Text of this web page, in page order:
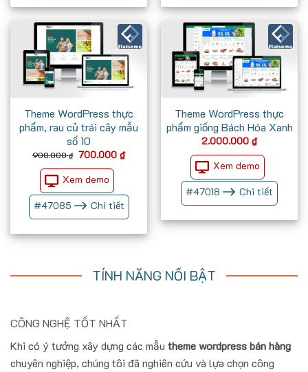
Theme WordPress thực
phẩm, rau củ trái cây mẫu
số 10
900.000₫ Giá
là:
900.000 ₫.
700.000₫Giá
hiện
Xem demo
#47085 Chi tiết
Theme WordPress thực
phẩm giống Bách Hóa Xanh
2.000.000 ₫
Xem demo
#47018 Chi tiết
TÍNH NĂNG NỔI BẬT
CÔNG NGHỆ TỐT NHẤT
Khi có ý tưởng xây dựng các mẫu theme wordpress bán hàng
chuyên nghiệp, chúng tôi đã nghiên cứu và lựa chọn công